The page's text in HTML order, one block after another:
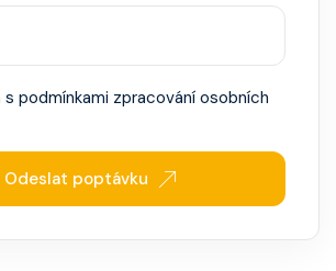
s podmínkami zpracování osobních
Odeslat poptávku